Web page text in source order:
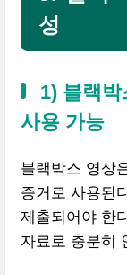
성
1) 블랙
사용 가능
블랙박스 영상
증거로 사용된
제출되어야 한
자료로 충분히